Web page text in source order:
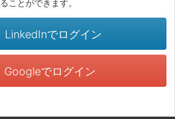
ることができます。
LinkedInでログイン
Googleでログイン